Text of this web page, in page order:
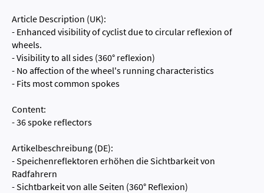
Article Description (UK):
- Enhanced visibility of cyclist due to circular reflexion of
wheels.
- Visibility to all sides (360° reflexion)
- No affection of the wheel's running characteristics
- Fits most common spokes
Content:
- 36 spoke reflectors
Artikelbeschreibung (DE):
- Speichenreflektoren erhöhen die Sichtbarkeit von
Radfahrern
- Sichtbarkeit von alle Seiten (360° Reflexion)